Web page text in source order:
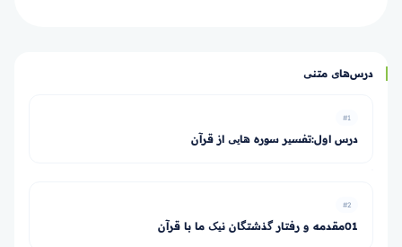
درس‌های متنی
#1
درس اول:تفسیر سوره هایی از قرآن
#2
01مقدمه و رفتار گذشتگان نیک ما با قرآن